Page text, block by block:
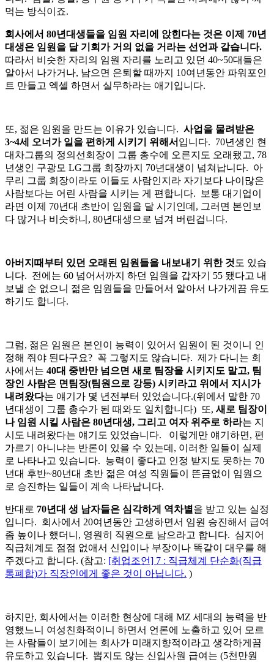
먹는 방식이죠.
회사에서 80년대생들을 임원 자리에 앉힌다는 것은 이제 70년
대생은 임원을 달 기회가 거의 없을 거라는 선언과 같습니다.
따라서 비슷한 자리의 임원 자리를 노리고 있던 40~50대들은
알아서 나가거나, 남으면 은퇴할 때까지 10여년동안 파워포인
트 만들고 엑셀 하면서 실무하라는 애기입니다.
또, 젊은 임원을 만드는 이유가 있습니다. 사업을 물려받은
3~4세 오너가 일을 편하게 시키기 위해서 입니다. 70년생인 현
대차그룹의 정의선회장이 그룹 총수에 오른지도 오래됐고, 78
년생인 구광모 LG그룹 회장까지 70년대생이 넘쳐납니다. 아
무리 그룹 회장이라도 이들도 사람인지라 자기보다 나이많은
사람보다는 어린 사람을 시키는 게 편합니다. 보통 대기업이
라면 이제 70년대 초반이 임원을 달 시기인데, 그러면 본인보
다 많거나 비슷하니, 80년대생으로 넘겨 버린겁니다.
아버지때부터 있던 오래된 임원들을 내보내기 위한 것도 있습
니다. 전에는 60 넘어서까지 하던 임원을 갑자기 55 됐다고 내
보낼 순 없으니 젊은 임원들을 만들어서 알아서 나가게끔 유도
하기도 합니다.
그럼, 젊은 임원은 본인이 능력이 있어서 임원이 된 것이니 인
정해 줘야 된다구요? 꼭 그렇지도 않습니다. 제가 다니는 회
사에서는 40대 중반만 넘으면 새로 팀장을 시키지도 말고, 팀
장인 사람은 면팀장(팀원으로 강등) 시키라고 위에서 지시가
내려왔다는 얘기가 몇 년전부터 있었습니다.(위에서 말한 70
년대생이 그룹 총수가 된 때와도 일치합니다) 또, 새로 팀장이
나 임원 시킬 사람은 80년대생, 그리고 여자 위주로 하라는 지
시도 내려왔다는 얘기도 있었습니다. 이렇게만 얘기하면, 편
가르기 아니냐는 반론이 있을 수 있는데, 이러한 일들이 실제
로 나타나고 있습니다. 능력이 좋다고 인정 받지도 못하는 70
년대 후반~80년대 초반 젊은 여성 직원들이 뜬금없이 임원으
로 승진하는 일들이 계속 나타납니다.
반대로 70년대 생 남자들은 심각하게 역차별 을 받고 있는 실정
입니다. 회사에서 20여년동안 고생하면서 임원 승진해서 급여
좀 높이나 했더니, 영원히 직원으로 남으라고 합니다. 심지어
직급체계도 점점 없애서 신입이나 부장이나 똑같이 대우를 해
주겠다고 합니다. (참고: [취업조언] 7 : 직급체계 단순화(직급
통폐합)가 직장인에게 좋은 것이 아닙니다. )
하지만, 회사에서는 이러한 현상에 대해 MZ 세대의 능력을 반
영했느니 여성친화적이니 하면서 언론에 노출하고 있어 모르
는 사람들이 보기에는 회사가 미래지향적이라고 생각하게끔
유도하고 있습니다. 뽑지도 않는 신입사원 급여는 (5천만원